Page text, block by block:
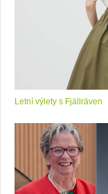
Letní výlety s Fjällräven